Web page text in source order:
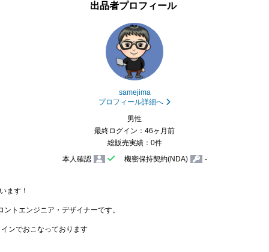
出品者プロフィール
samejima
プロフィール詳細へ
男性
最終ログイン：46ヶ月前
総販売実績：0件
本人確認
機密保持契約(NDA) -
ます！
トエンジニア・デザイナーです。
ンでおこなっております